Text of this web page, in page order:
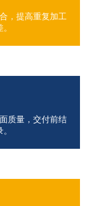
，提高重复加工
质量，交付前结